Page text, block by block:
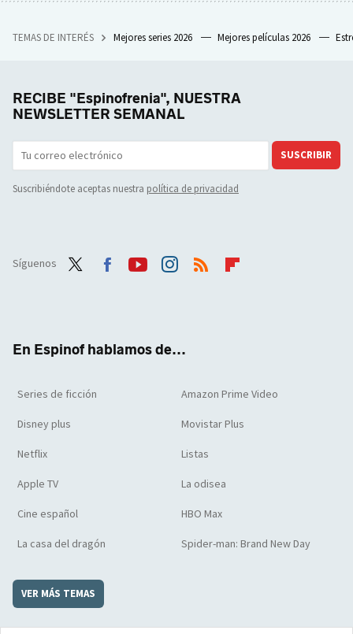
TEMAS DE INTERÉS Mejores series 2026 Mejores películas 2026
RECIBE "Espinofrenia", NUESTRA
NEWSLETTER SEMANAL
SUSCRIBIR
Suscribiéndote aceptas nuestra política de privacidad
Síguenos
En Espinof hablamos de...
Series de ficción Amazon Prime Video
Disney plus Movistar Plus
Netflix Listas
Apple TV La odisea
Cine español HBO Max
La casa del dragón Spider-man: Brand New Day
VER MÁS TEMAS